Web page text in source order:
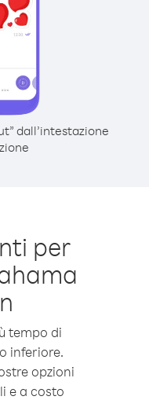
dall’intestazione
per
tempo di
inferiore.
opzioni
e a costo